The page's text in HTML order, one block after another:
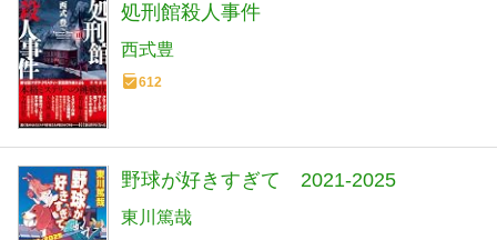
処刑館殺人事件
西式豊
612
野球が好きすぎて 2021‐2025
東川篤哉